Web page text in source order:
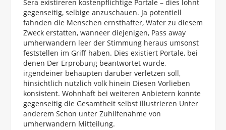
Sera existireren kostenpflichtige Portale – dies lohnt
gegenseitig, selbige anzuschauen. Ja potentiell
fahnden die Menschen ernsthafter, Wafer zu diesem
Zweck erstatten, wanneer diejenigen, Pass away
umherwandern leer der Stimmung heraus umsonst
feststellen im Griff haben. Dies existiert Portale, bei
denen Der Erprobung beantwortet wurde,
irgendeiner behaupten daruber verletzen soll,
hinsichtlich nutzlich volk hinein Diesen Vorlieben
konsistent. Wohnhaft bei weiteren Anbietern konnte
gegenseitig die Gesamtheit selbst illustrieren Unter
anderem Schon unter Zuhilfenahme von
umherwandern Mitteilung.